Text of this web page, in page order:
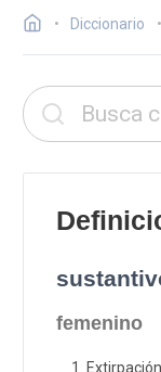
Diccionario
femenino